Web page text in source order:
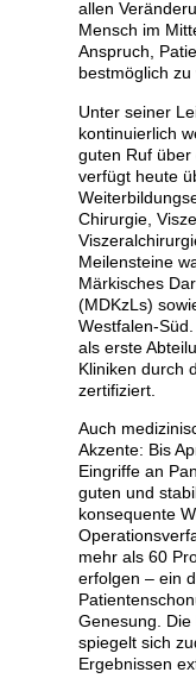
allen
Mensch im
Anspruch,
bestmöglich
Unter seiner
kontinuierlich
guten Ruf über
verfügt heute
Chirurgie,
Meilensteine
Märkisches
(MDKzLs)
Westfalen-
als erste
Kliniken durch
zertifiziert.
Auch
Akzente: Bis
Eingriffe an
guten und
konsequente
mehr als 60
erfolgen – ein
Genesung.
spiegelt sich
Ergebnissen